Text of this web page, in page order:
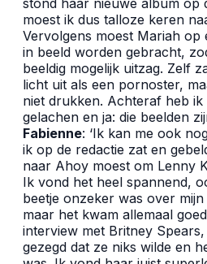
moest ik dus talloze keren
Vervolgens moest Mariah op
in beeld worden gebracht,
beeldig mogelijk uitzag. Zelf
licht uit als een pornoster,
niet drukken. Achteraf heb
gelachen en ja: die beelden
Fabienne: ‘Ik kan me ook
ik op de redactie zat en
naar Ahoy moest om Lenny
Ik vond het heel spannend,
beetje onzeker was over
maar het kwam allemaal
interview met Britney
gezegd dat ze niks wilde en